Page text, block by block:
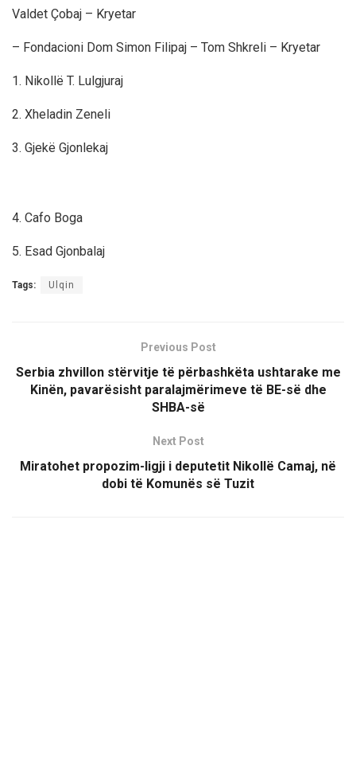
Valdet Çobaj – Kryetar
– Fondacioni Dom Simon Filipaj – Tom Shkreli – Kryetar
1. Nikollë T. Lulgjuraj
2. Xheladin Zeneli
3. Gjekë Gjonlekaj
4. Cafo Boga
5. Esad Gjonbalaj
Tags: Ulqin
Previous Post
Serbia zhvillon stërvitje të përbashkëta ushtarake me
Kinën, pavarësisht paralajmërimeve të BE-së dhe
SHBA-së
Next Post
Miratohet propozim-ligji i deputetit Nikollë Camaj, në
dobi të Komunës së Tuzit